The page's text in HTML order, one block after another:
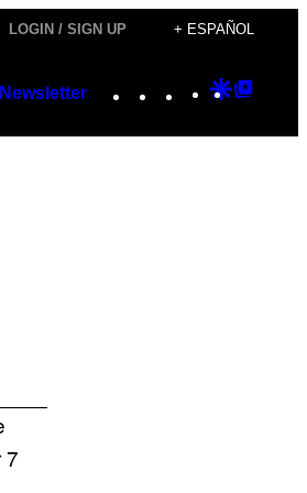
LOGIN / SIGN UP + ESPAÑOL
Newsletter Instagram
TikTok
YouTube
Google